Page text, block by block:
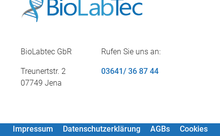
BioLabtec GbR
Treunertstr. 2
07749 Jena
Rufen Sie uns an:
03641/ 36 87 44
Impressum Datenschutzerklärung AGBs Cookies